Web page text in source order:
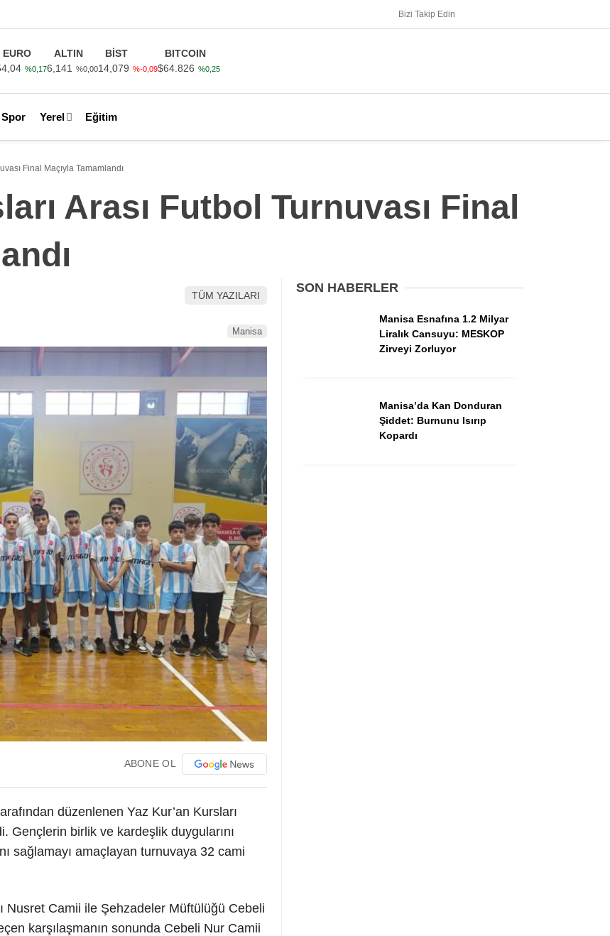
Dünya
Asayiş
Siyaset
Bizi Takip Edin
EURO
%0,17
ALTIN
6,141
%0,00
BİST
14,079 %-0,09
BITCOIN
$64.826 %0,25
Spor Yerel Eğitim
Final Maçıyla Tamamlandı
Arası Futbol Turnuvası Final
TÜM YAZILARI
Manisa
ABONE OL
düzenlenen Yaz Kur’an Kursları
Gençlerin birlik ve kardeşlik duygularını
sağlamayı amaçlayan turnuvaya 32 cami
Nusret Camii ile Şehzadeler Müftülüğü Cebeli
karşılaşmanın sonunda Cebeli Nur Camii
SON HABERLER
Manisa Esnafına 1.2 Milyar
Liralık Cansuyu: MESKOP
Zirveyi Zorluyor
Manisa’da Kan Donduran
Şiddet: Burnunu Isırıp
Kopardı